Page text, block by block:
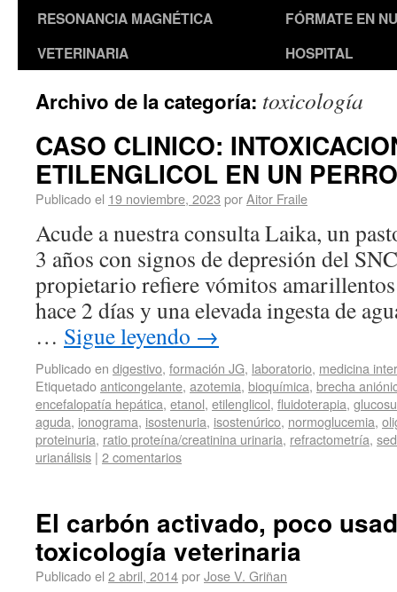
RESONANCIA MAGNÉTICA
VETERINARIA
FÓRMATE EN
HOSPITAL
Archivo de la categoría: toxicología
CASO CLINICO:
ETILENGLICOL EN UN PERRO
Publicado el 19 noviembre, 2023 porAitor Fraile
Acude a nuestra consulta Laika, un
3 años con signos de depresión del
propietario refiere vómitos amarillentos
hace 2 días y una elevada ingesta de
… Sigue leyendo →
Publicado en digestivo, formación JG, laboratorio, medicina
Etiquetadoanticongelante, azotemia, bioquímica, brecha
encefalopatía hepática, etanol, etilenglicol, fluidoterapia,
aguda, ionograma, isostenuria, isostenúrico, normoglucemia,
proteinuria, ratio proteína/creatinina urinaria, refractometría,
urianálisis | 2 comentarios
El carbón activado, poco
toxicología veterinaria
Publicado el 2 abril, 2014porJose V. Griñan